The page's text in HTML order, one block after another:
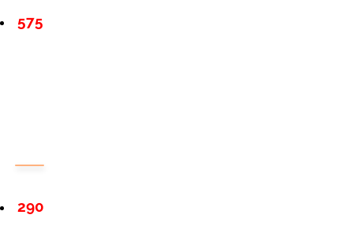
575
290